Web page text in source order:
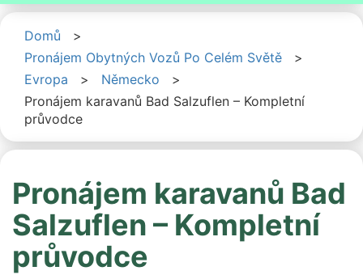
Domů
>
Pronájem Obytných Vozů Po Celém Světě
>
Evropa
> Německo
>
Pronájem karavanů Bad Salzuflen – Kompletní
průvodce
Pronájem karavanů Bad
Salzuflen – Kompletní
průvodce